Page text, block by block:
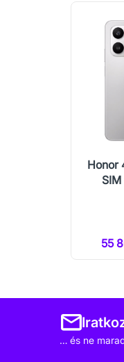
Honor
55
… és ne